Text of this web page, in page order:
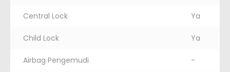
Central Lock Ya
Child Lock Ya
Airbag Pengemudi -